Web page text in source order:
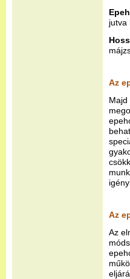
jutva
Az
Majd
Az
Az